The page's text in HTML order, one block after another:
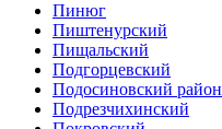
Пинюг
Пиштенурский
Пищальский
Подгорцевский
Подосиновский район
Подрезчихинский